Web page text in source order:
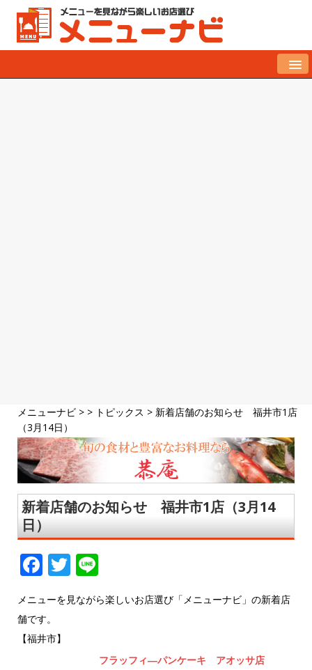
メニューナビ > > トピックス > 新着店舗のお知らせ 福井市1店
（3月14日）
新着店舗のお知らせ 福井市1店（3月14
日）
F
c
e
b
T
it
n
e
メニューを見ながら楽しいお店選び「メニューナビ」の新着店
舗です。
【福井市】
フラッフィ―パンケーキ アオッサ店